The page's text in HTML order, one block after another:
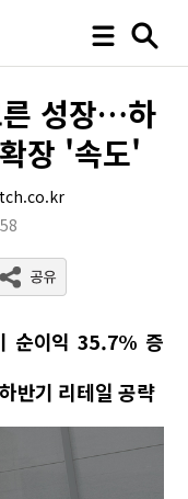
른 성장…하
장 '속도'
순이익 35.7% 증
반기 리테일 공략